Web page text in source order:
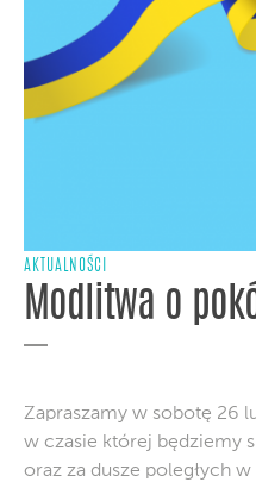
AKTUALNOŚCI
Modlitwa o
Zapraszamy w sobotę 26
w czasie której będziemy
oraz za dusze poległych